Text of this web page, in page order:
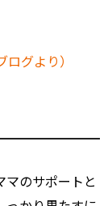
マのサポートと